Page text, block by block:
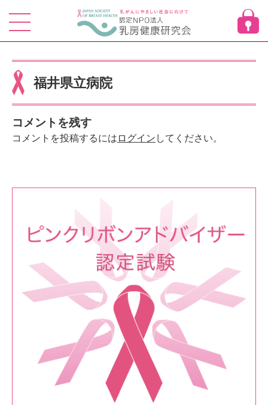
福井県立病院
コメントを残す
コメントを投稿するには ログイン してください。